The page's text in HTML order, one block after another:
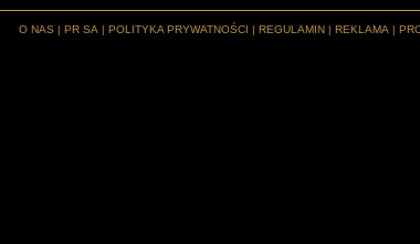
O NAS | PR SA | POLITYKA PRYWATNOŚCI | REGULAMIN | REKLAMA |